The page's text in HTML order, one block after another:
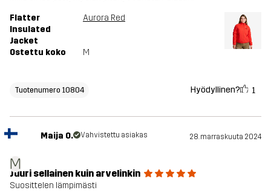
Flatter
Insulated
Jacket
Aurora Red
Ostettu koko M
Tuotenumero 10804 Hyödyllinen? 1
M
Maija O. Vahvistettu asiakas 28. marraskuuta 2024
Juuri sellainen kuin arvelinkin
Suosittelen lämpimästi